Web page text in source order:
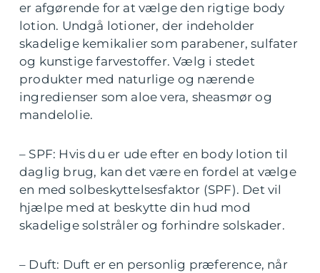
er afgørende for at vælge den rigtige body
lotion. Undgå lotioner, der indeholder
skadelige kemikalier som parabener, sulfater
og kunstige farvestoffer. Vælg i stedet
produkter med naturlige og nærende
ingredienser som aloe vera, sheasmør og
mandelolie.
– SPF: Hvis du er ude efter en body lotion til
daglig brug, kan det være en fordel at vælge
en med solbeskyttelsesfaktor (SPF). Det vil
hjælpe med at beskytte din hud mod
skadelige solstråler og forhindre solskader.
– Duft: Duft er en personlig præference, når